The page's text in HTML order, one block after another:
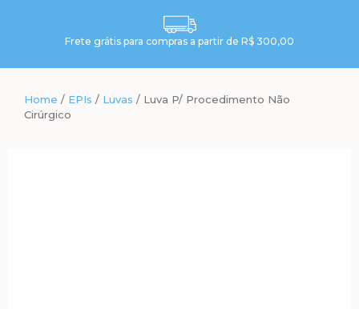
Frete grátis para compras a partir de R$ 300,00
Home / EPIs / Luvas / Luva P/ Procedimento Não
Cirúrgico